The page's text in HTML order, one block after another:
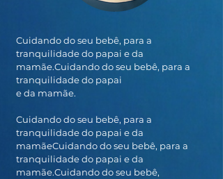
Cuidando do seu bebê, para a
tranquilidade do papai e da
mamãe.Cuidando do seu bebê, para a
tranquilidade do papai
e da mamãe.
Cuidando do seu bebê, para a
tranquilidade do papai e da
mamãeCuidando do seu bebê, para a
tranquilidade do papai e da
mamãe.Cuidando do seu bebê,